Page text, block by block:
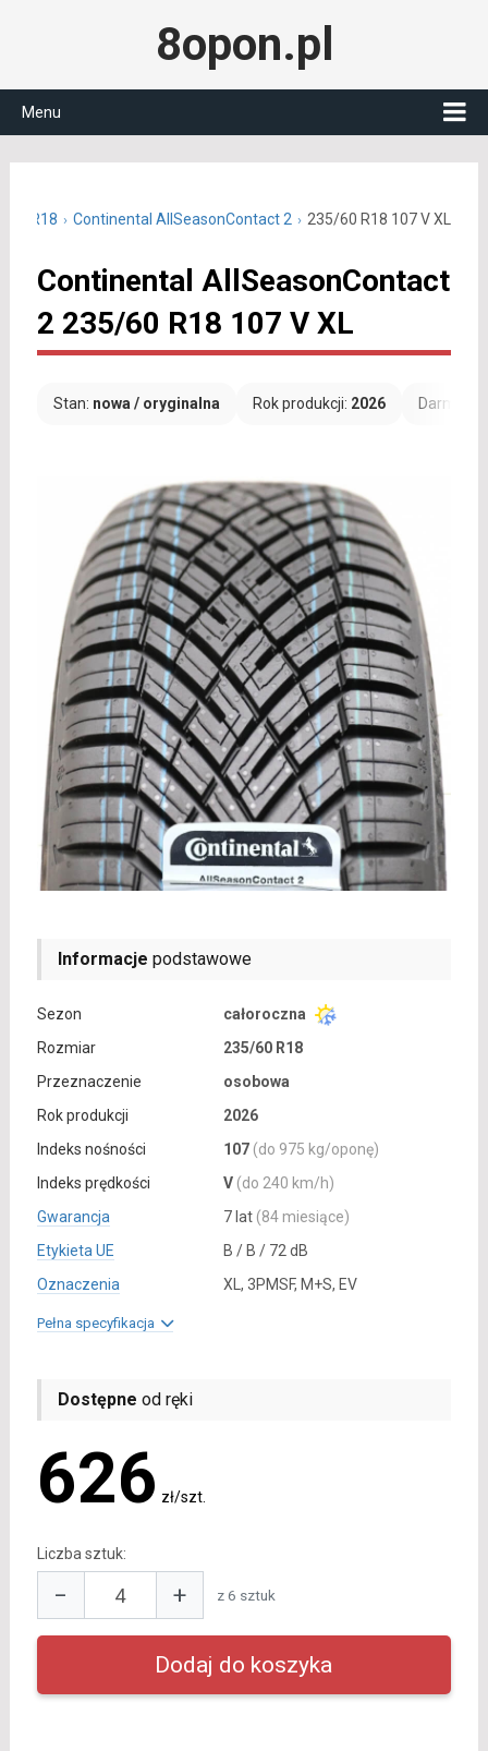
8opon.pl
Menu
60 R18 Continental AllSeasonContact 2 235/60 R18 107 V XL
Continental AllSeasonContact
2 235/60 R18 107 V XL
Stan: nowa / oryginalna Rok produkcji: 2026
Informacje podstawowe
Sezon
całoroczna
Rozmiar
235/60 R18
Przeznaczenie
osobowa
Rok produkcji
2026
Indeks nośności
107 (do 975 kg/oponę)
Indeks prędkości
V (do 240 km/h)
Gwarancja
7 lat (84 miesiące)
Etykieta UE
B / B / 72 dB
Oznaczenia
XL, 3PMSF, M+S, EV
Pełna specyfikacja
Dostępne od ręki
626 zł/szt.
Liczba sztuk:
− + z 6 sztuk